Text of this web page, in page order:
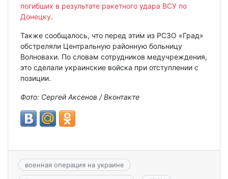
погибших в результате ракетного удара ВСУ по
Донецку.
Также сообщалось, что перед этим из РСЗО «Град»
обстреляли Центральную районную больницу
Волновахи. По словам сотрудников медучреждения,
это сделали украинские войска при отступлении с
позиции.
Фото: Сергей Аксенов / Вконтакте
военная операция на украине